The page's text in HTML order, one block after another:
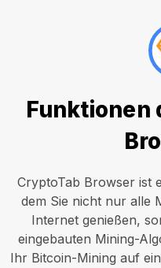
Funktionen
CryptoTab Browser ist
dem Sie nicht nur alle
Internet genießen,
eingebauten Mining-
Ihr Bitcoin-Mining auf